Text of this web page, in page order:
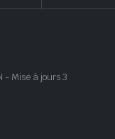
- Mise à jours 3